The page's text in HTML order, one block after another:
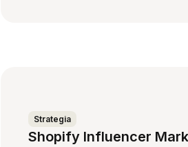
Strategia
Shopify Influencer